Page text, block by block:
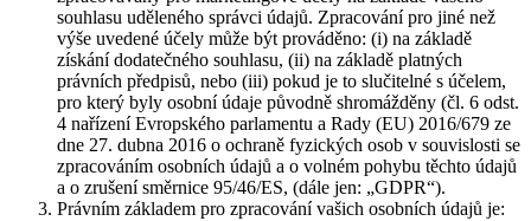
souhlasu uděleného správci údajů. Zpracování pro jiné než
výše uvedené účely může být prováděno: (i) na základě
získání dodatečného souhlasu, (ii) na základě platných
právních předpisů, nebo (iii) pokud je to slučitelné s účelem,
pro který byly osobní údaje původně shromážděny (čl. 6 odst.
4 nařízení Evropského parlamentu a Rady (EU) 2016/679 ze
dne 27. dubna 2016 o ochraně fyzických osob v souvislosti se
zpracováním osobních údajů a o volném pohybu těchto údajů
a o zrušení směrnice 95/46/ES, (dále jen: „GDPR“).
Právním základem pro zpracování vašich osobních údajů je: